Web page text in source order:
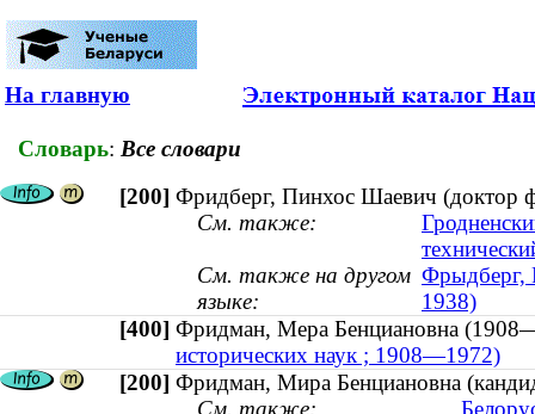
На главную
Словарь: Все словари
[200] Фридберг, Пинхос Шаевич (доктор
См. также:
См. также на другом
языке:
Фрыдберг,
1938)
[400] Фридман, Мера Бенциановна
исторических наук ; 1908—1972)
[200] Фридман, Мира Бенциановна